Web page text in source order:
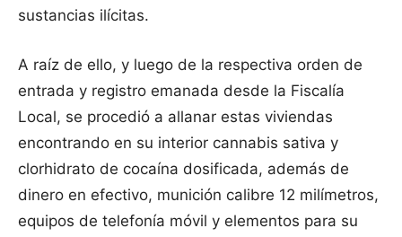
sustancias ilícitas.
A raíz de ello, y luego de la respectiva orden de
entrada y registro emanada desde la Fiscalía
Local, se procedió a allanar estas viviendas
encontrando en su interior cannabis sativa y
clorhidrato de cocaína dosificada, además de
dinero en efectivo, munición calibre 12 milímetros,
equipos de telefonía móvil y elementos para su